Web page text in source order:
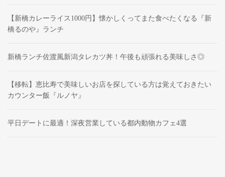
【新橋カレーライス1000円】懐かしくってまた食べたくなる『新
橋るのや』ランチ
新橋ランチ佐渡風新潟タレカツ丼！午後も頑張れる美味しさ◎
【移転】恵比寿で美味しいお店を探している方は覚えておきたい
カウンター飯『ルノヤ』
平日デートに最適！深夜営業している都内動物カフェ4選